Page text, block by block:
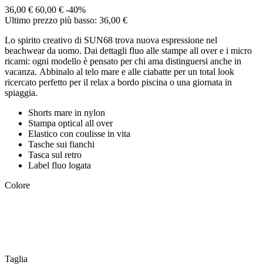
36,00 € 60,00 € -40%
Ultimo prezzo più basso: 36,00 €
Lo spirito creativo di SUN68 trova nuova espressione nel
beachwear da uomo. Dai dettagli fluo alle stampe all over e i micro
ricami: ogni modello è pensato per chi ama distinguersi anche in
vacanza. Abbinalo al telo mare e alle ciabatte per un total look
ricercato perfetto per il relax a bordo piscina o una giornata in
spiaggia.
Shorts mare in nylon
Stampa optical all over
Elastico con coulisse in vita
Tasche sui fianchi
Tasca sul retro
Label fluo logata
Colore
Taglia